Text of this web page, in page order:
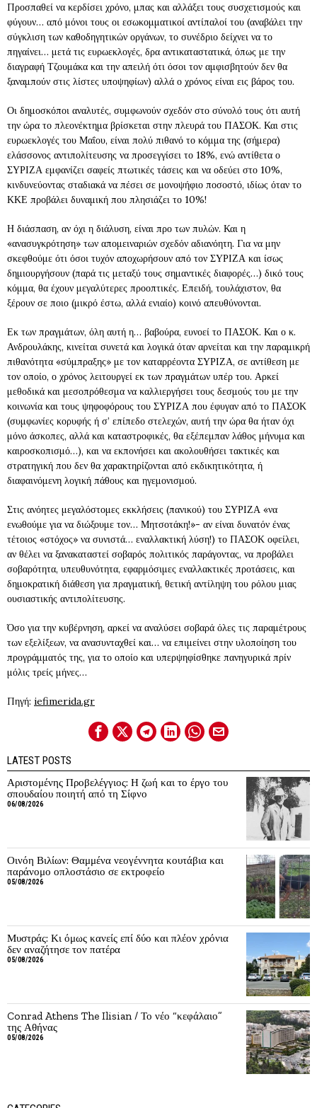
Προσπαθεί να κερδίσει χρόνο, μπας και αλλάξει τους συσχετισμούς και
φύγουν… από μόνοι τους οι εσωκομματικοί αντίπαλοί του (αναβάλει την
σύγκλιση των καθοδηγητικών οργάνων, το συνέδριο δείχνει να το
πηγαίνει… μετά τις ευρωεκλογές, δρα αντικαταστατικά, όπως με την
διαγραφή Τζουμάκα και την απειλή ότι όσοι τον αμφισβητούν δεν θα
ξαναμπούν στις λίστες υποψηφίων) αλλά ο χρόνος είναι εις βάρος του.
Οι δημοσκόποι αναλυτές, συμφωνούν σχεδόν στο σύνολό τους ότι αυτή
την ώρα το πλεονέκτημα βρίσκεται στην πλευρά του ΠΑΣΟΚ. Και στις
ευρωεκλογές του Μαΐου, είναι πολύ πιθανό το κόμμα της (σήμερα)
ελάσσονος αντιπολίτευσης να προσεγγίσει το 18%, ενώ αντίθετα ο
ΣΥΡΙΖΑ εμφανίζει σαφείς πτωτικές τάσεις και να οδεύει στο 10%,
κινδυνεύοντας σταδιακά να πέσει σε μονοψήφιο ποσοστό, ιδίως όταν το
ΚΚΕ προβάλει δυναμική που πλησιάζει το 10%!
Η διάσπαση, αν όχι η διάλυση, είναι προ των πυλών. Και η
«ανασυγκρότηση» των απομειναριών σχεδόν αδιανόητη. Για να μην
σκεφθούμε ότι όσοι τυχόν αποχωρήσουν από τον ΣΥΡΙΖΑ και ίσως
δημιουργήσουν (παρά τις μεταξύ τους σημαντικές διαφορές…) δικό τους
κόμμα, θα έχουν μεγαλύτερες προοπτικές. Επειδή, τουλάχιστον, θα
ξέρουν σε ποιο (μικρό έστω, αλλά ενιαίο) κοινό απευθύνονται.
Εκ των πραγμάτων, όλη αυτή η… βαβούρα, ευνοεί το ΠΑΣΟΚ. Και ο κ.
Ανδρουλάκης, κινείται συνετά και λογικά όταν αρνείται και την παραμικρή
πιθανότητα «σύμπραξης» με τον καταρρέοντα ΣΥΡΙΖΑ, σε αντίθεση με
τον οποίο, ο χρόνος λειτουργεί εκ των πραγμάτων υπέρ του. Αρκεί
μεθοδικά και μεσοπρόθεσμα να καλλιεργήσει τους δεσμούς του με την
κοινωνία και τους ψηφοφόρους του ΣΥΡΙΖΑ που έφυγαν από το ΠΑΣΟΚ
(συμφωνίες κορυφής ή σ’ επίπεδο στελεχών, αυτή την ώρα θα ήταν όχι
μόνο άσκοπες, αλλά και καταστροφικές, θα εξέπεμπαν λάθος μήνυμα και
καιροσκοπισμό…), και να εκπονήσει και ακολουθήσει τακτικές και
στρατηγική που δεν θα χαρακτηρίζονται από εκδικητικότητα, ή
διαφαινόμενη λογική πάθους και ηγεμονισμού.
Στις ανόητες μεγαλόστομες εκκλήσεις (πανικού) του ΣΥΡΙΖΑ «να
ενωθούμε για να διώξουμε τον… Μητσοτάκη!»- αν είναι δυνατόν ένας
τέτοιος «στόχος» να συνιστά… εναλλακτική λύση!) το ΠΑΣΟΚ οφείλει,
αν θέλει να ξανακαταστεί σοβαρός πολιτικός παράγοντας, να προβάλει
σοβαρότητα, υπευθυνότητα, εφαρμόσιμες εναλλακτικές προτάσεις, και
δημοκρατική διάθεση για πραγματική, θετική αντίληψη του ρόλου μιας
ουσιαστικής αντιπολίτευσης.
Όσο για την κυβέρνηση, αρκεί να αναλύσει σοβαρά όλες τις παραμέτρους
των εξελίξεων, να ανασυνταχθεί και… να επιμείνει στην υλοποίηση του
προγράμματός της, για το οποίο και υπερψηφίσθηκε πανηγυρικά πρίν
μόλις τρείς μήνες…
Πηγή: iefimerida.gr
LATEST POSTS
Αριστομένης Προβελέγγιος: Η ζωή και το έργο του
σπουδαίου ποιητή από τη Σίφνο
06/08/2026
Οινόη Βιλίων: Θαμμένα νεογέννητα κουτάβια και
παράνομο οπλοστάσιο σε εκτροφείο
05/08/2026
Μυστράς: Κι όμως κανείς επί δύο και πλέον χρόνια
δεν αναζήτησε τον πατέρα
05/08/2026
Conrad Athens The Ilisian / Το νέο “κεφάλαιο”
της Αθήνας
05/08/2026